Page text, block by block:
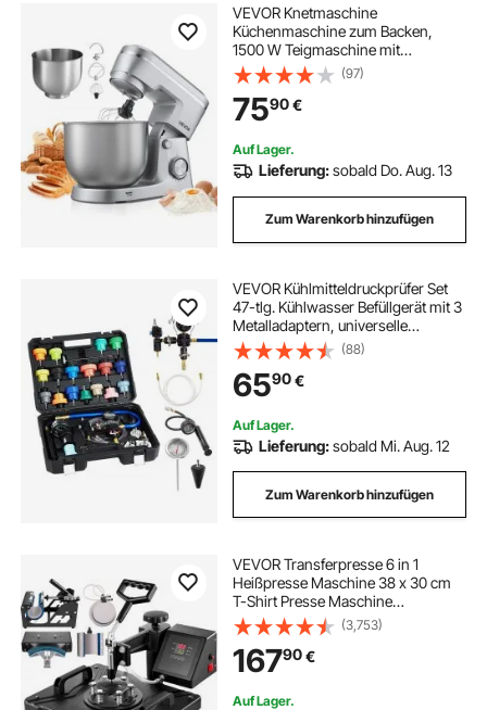
VEVOR Knetmaschine
Küchenmaschine zum Backen,
1500 W Teigmaschine mit
Edelstahlschüsseln (4,2 + 5,7 L) &
Knethaken & Rührbesen &
Schneebesen, 10-Gang einstellbare
kippbare Rührmaschine Standmixer
(97)
7590€
Auf Lager.
Lieferung:sobald Do. Aug. 13
Zum Warenkorb hinzufügen
VEVOR Kühlmitteldruckprüfer Set
47-tlg. Kühlwasser Befüllgerät mit 3
Metalladaptern, universelle
Passform, Druckprüfwerkzeug für
Kfz-Kühlsysteme, mit Druckpumpe
und Kunststofffüller
(88)
6590€
Auf Lager.
Lieferung:sobald Mi. Aug. 12
Zum Warenkorb hinzufügen
VEVOR Transferpresse 6 in 1
Heißpresse Maschine 38 x 30 cm
T-Shirt Presse Maschine
Hitzepresse Maschine DIY
Heißpresse mit Digitaler LED-
Temperatur-
(3,753)
16790€
Auf Lager.